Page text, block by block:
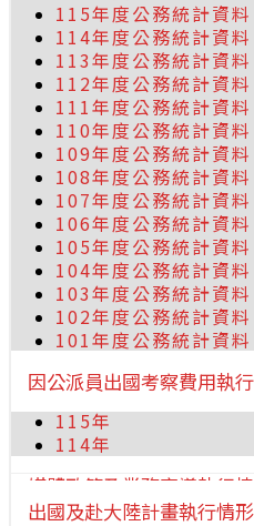
115年度公務統計資料
114年度公務統計資料
113年度公務統計資料
112年度公務統計資料
111年度公務統計資料
110年度公務統計資料
109年度公務統計資料
108年度公務統計資料
107年度公務統計資料
106年度公務統計資料
105年度公務統計資料
104年度公務統計資料
103年度公務統計資料
102年度公務統計資料
101年度公務統計資料
因公派員出國考察費用執
115年
114年
媒體政策及業務宣導執行
出國及赴大陸計畫執行情